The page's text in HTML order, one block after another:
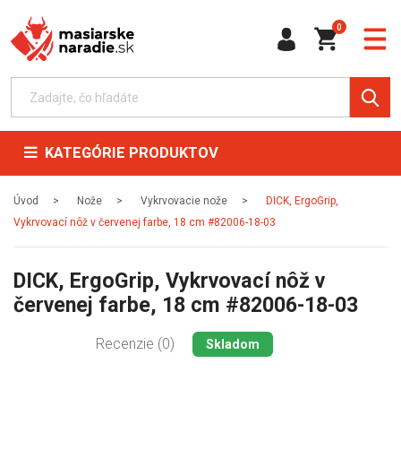
0
KATEGÓRIE PRODUKTOV
Úvod Nože Vykrvovacie nože
DICK, ErgoGrip,
Vykrvovací nôž v červenej farbe, 18 cm #82006-18-03
DICK, ErgoGrip, Vykrvovací nôž v
červenej farbe, 18 cm #82006-18-03
Recenzie (0) Skladom